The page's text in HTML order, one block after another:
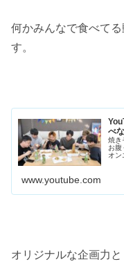
何かみんなで食べて
す。
べ
焼き
お腹
オン
www.youtube.com
オリジナルな企画力と